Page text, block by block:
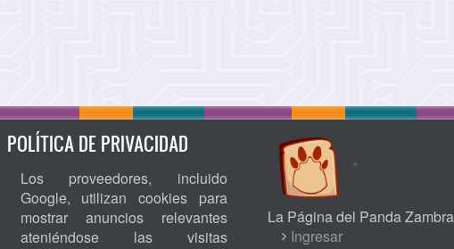
POLÍTICA DE PRIVACIDAD
Los proveedores, incluido
Google, utilizan cookies para
mostrar anuncios relevantes
ateniéndose las visitas
La Página del Panda
USERIngresar